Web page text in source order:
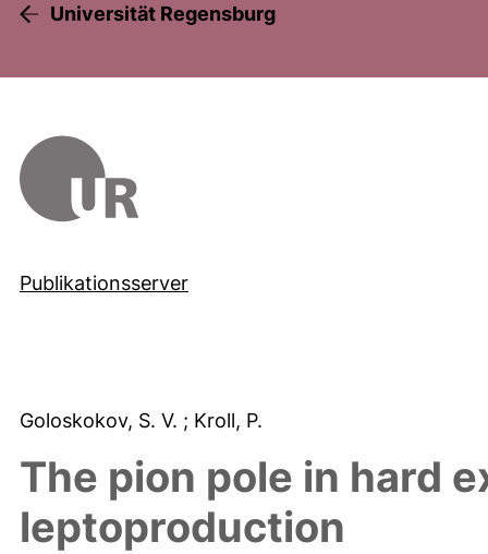
Universität Regensburg
Publikationsserver
Goloskokov, S. V. ; Kroll, P.
The pion pole in hard
leptoproduction